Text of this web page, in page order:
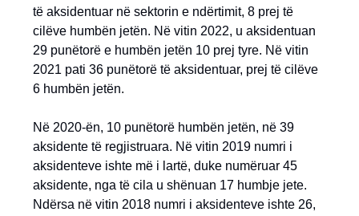
të aksidentuar në sektorin e ndërtimit, 8 prej të
cilëve humbën jetën. Në vitin 2022, u aksidentuan
29 punëtorë e humbën jetën 10 prej tyre. Në vitin
2021 pati 36 punëtorë të aksidentuar, prej të cilëve
6 humbën jetën.
Në 2020-ën, 10 punëtorë humbën jetën, në 39
aksidente të regjistruara. Në vitin 2019 numri i
aksidenteve ishte më i lartë, duke numëruar 45
aksidente, nga të cila u shënuan 17 humbje jete.
Ndërsa në vitin 2018 numri i aksidenteve ishte 26,